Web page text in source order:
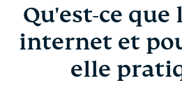
Qu'est-ce que la censure
est-elle pratiquée ?
Les enjeux de la censure sur
Qu'est-ce que
internet et
elle